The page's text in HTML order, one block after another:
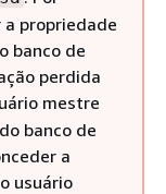
a propriedade
banco de
perdida
mestre
banco de
a
usuário